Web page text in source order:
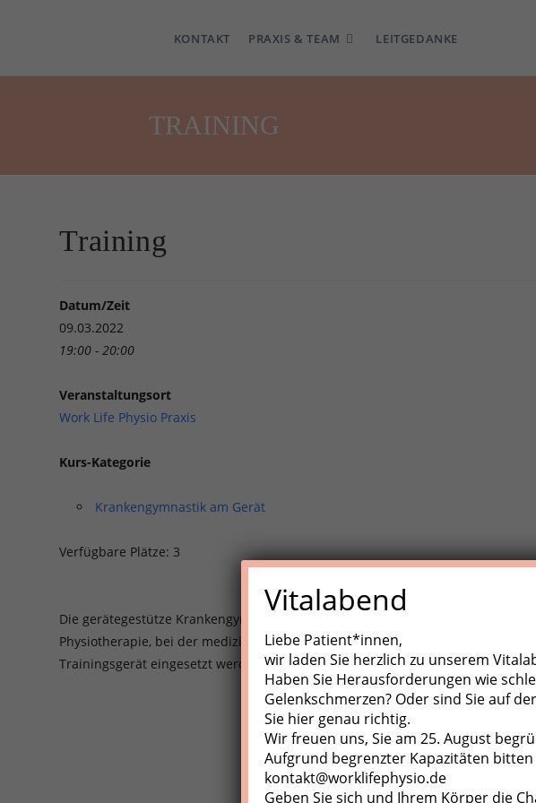
KONTAKT PRAXIS & TEAM LEITGEDANKE
TRAINING
Training
Datum/Zeit
09.03.2022
19:00 - 20:00
Veranstaltungsort
Work Life Physio Praxis
Kurs-Kategorie
Krankengymnastik am Gerät
Verfügbare Plätze: 3
Die gerätegestütze Krankengynmnastik (KGG)/Medizinische Trainigstherapie
Physiotherapie, bei der medizinische Trainingsgeräte, Zugapparate, diverse
Trainingsgerät eingesetzt werden.
Vitalabend
Liebe Patient*innen,
wir laden Sie herzlich zu unserem
Haben Sie Herausforderungen wie
Gelenkschmerzen? Oder sind Sie auf
Sie hier genau richtig.
Wir freuen uns, Sie am 25. August
Aufgrund begrenzter Kapazitäten
kontakt@worklifephysio.de
Geben Sie sich und Ihrem Körper die